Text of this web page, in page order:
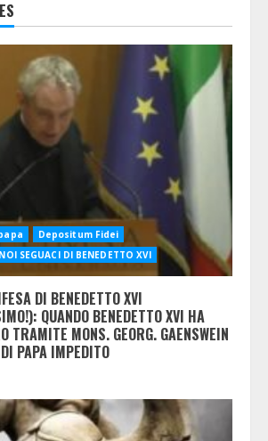
Depositum Fidei
SEGUACI DI BENEDETTO XVI
DI BENEDETTO XVI
QUANDO BENEDETTO XVI HA
TRAMITE MONS. GEORG. GAENSWEIN
PAPA IMPEDITO